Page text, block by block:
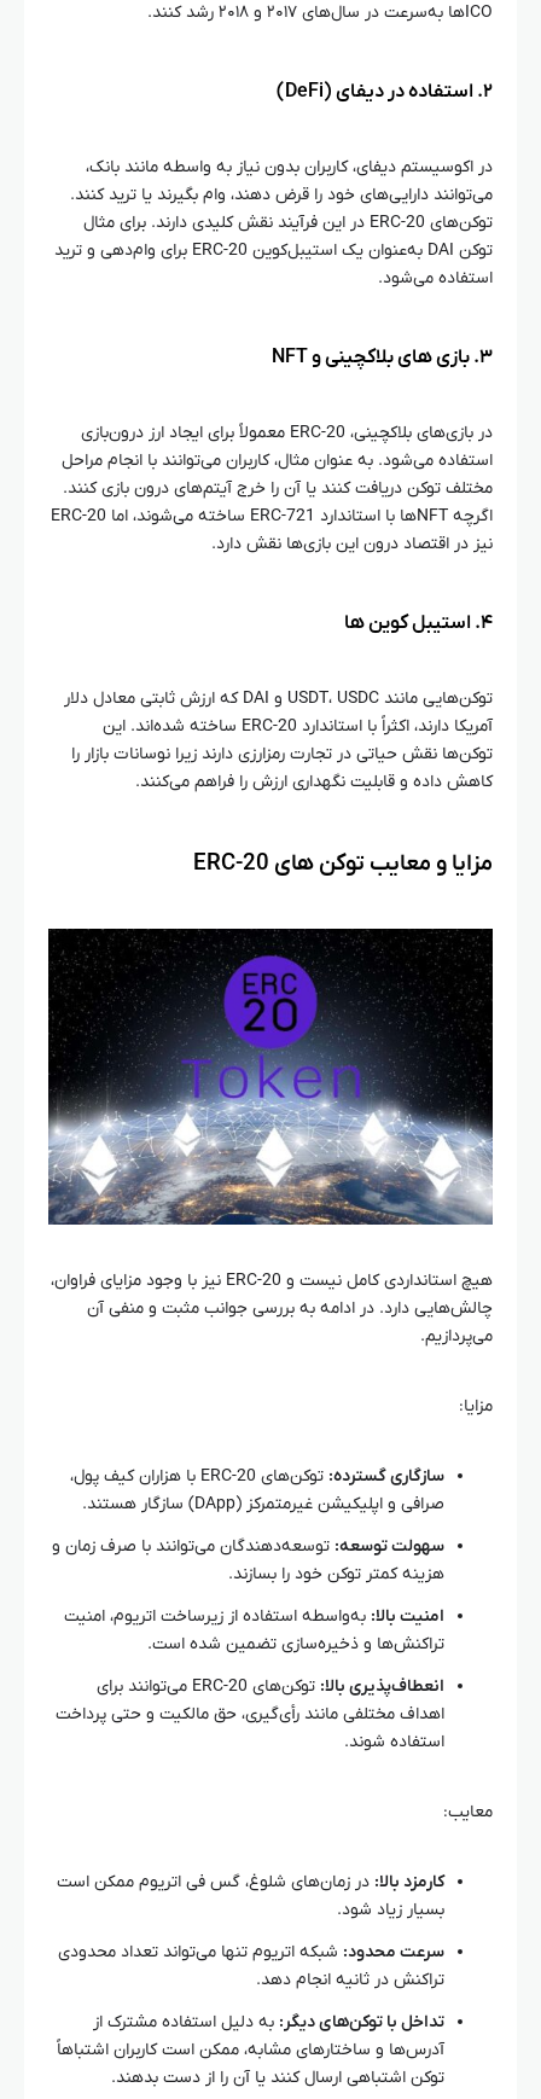
ICOها به‌سرعت در سال‌های ۲۰۱۷ و ۲۰۱۸ رشد کنند.
۲. استفاده در دیفای (DeFi)
در اکوسیستم دیفای، کاربران بدون نیاز به واسطه مانند بانک،
می‌توانند دارایی‌های خود را قرض دهند، وام بگیرند یا ترید کنند.
توکن‌های ERC-20 در این فرآیند نقش کلیدی دارند. برای مثال
توکن DAI به‌عنوان یک استیبل‌کوین ERC-20 برای وام‌دهی و ترید
استفاده می‌شود.
۳. بازی‌ های بلاکچینی و NFT
در بازی‌های بلاکچینی، ERC-20 معمولاً برای ایجاد ارز درون‌بازی
استفاده می‌شود. به عنوان مثال، کاربران می‌توانند با انجام مراحل
مختلف توکن دریافت کنند یا آن را خرج آیتم‌های درون بازی کنند.
اگرچه NFTها با استاندارد ERC-721 ساخته می‌شوند، اما ERC-20
نیز در اقتصاد درون این بازی‌ها نقش دارد.
۴. استیبل‌ کوین‌ ها
توکن‌هایی مانند USDT، USDC و DAI که ارزش ثابتی معادل دلار
آمریکا دارند، اکثراً با استاندارد ERC-20 ساخته شده‌اند. این
توکن‌ها نقش حیاتی در تجارت رمزارزی دارند زیرا نوسانات بازار را
کاهش داده و قابلیت نگهداری ارزش را فراهم می‌کنند.
مزایا و معایب توکن‌ های ERC-20
هیچ استانداردی کامل نیست و ERC-20 نیز با وجود مزایای فراوان،
چالش‌هایی دارد. در ادامه به بررسی جوانب مثبت و منفی آن
می‌پردازیم.
مزایا:
سازگاری گسترده:
توکن‌های ERC-20 با هزاران کیف پول،
صرافی و اپلیکیشن غیرمتمرکز (DApp) سازگار هستند.
سهولت توسعه: توسعه‌دهندگان می‌توانند با صرف زمان و
هزینه کمتر توکن خود را بسازند.
امنیت بالا: به‌واسطه استفاده از زیرساخت اتریوم، امنیت
تراکنش‌ها و ذخیره‌سازی تضمین شده است.
انعطاف‌پذیری بالا:
توکن‌های ERC-20 می‌توانند برای
اهداف مختلفی مانند رأی‌گیری، حق مالکیت و حتی پرداخت
استفاده شوند.
معایب:
کارمزد بالا: در زمان‌های شلوغ، گس فی اتریوم ممکن است
بسیار زیاد شود.
سرعت محدود: شبکه اتریوم تنها می‌تواند تعداد محدودی
تراکنش در ثانیه انجام دهد.
تداخل با توکن‌های دیگر: به دلیل استفاده مشترک از
آدرس‌ها و ساختارهای مشابه، ممکن است کاربران اشتباهاً
توکن اشتباهی ارسال کنند یا آن را از دست بدهند.